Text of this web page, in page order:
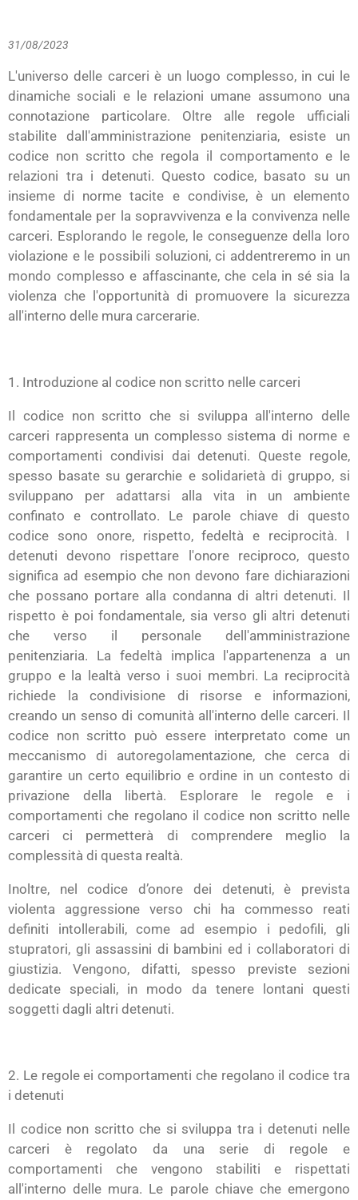
31/08/2023
L'universo delle carceri è un luogo complesso, in cui le
dinamiche sociali e le relazioni umane assumono una
connotazione particolare. Oltre alle regole ufficiali
stabilite dall'amministrazione penitenziaria, esiste un
codice non scritto che regola il comportamento e le
relazioni tra i detenuti. Questo codice, basato su un
insieme di norme tacite e condivise, è un elemento
fondamentale per la sopravvivenza e la convivenza nelle
carceri. Esplorando le regole, le conseguenze della loro
violazione e le possibili soluzioni, ci addentreremo in un
mondo complesso e affascinante, che cela in sé sia ​​la
violenza che l'opportunità di promuovere la sicurezza
all'interno delle mura carcerarie.
1. Introduzione al codice non scritto nelle carceri
Il codice non scritto che si sviluppa all'interno delle
carceri rappresenta un complesso sistema di norme e
comportamenti condivisi dai detenuti. Queste regole,
spesso basate su gerarchie e solidarietà di gruppo, si
sviluppano per adattarsi alla vita in un ambiente
confinato e controllato. Le parole chiave di questo
codice sono onore, rispetto, fedeltà e reciprocità. I
detenuti devono rispettare l'onore reciproco, questo
significa ad esempio che non devono fare dichiarazioni
che possano portare alla condanna di altri detenuti. Il
rispetto è poi fondamentale, sia verso gli altri detenuti
che verso il personale dell'amministrazione
penitenziaria. La fedeltà implica l'appartenenza a un
gruppo e la lealtà verso i suoi membri. La reciprocità
richiede la condivisione di risorse e informazioni,
creando un senso di comunità all'interno delle carceri. Il
codice non scritto può essere interpretato come un
meccanismo di autoregolamentazione, che cerca di
garantire un certo equilibrio e ordine in un contesto di
privazione della libertà. Esplorare le regole e i
comportamenti che regolano il codice non scritto nelle
carceri ci permetterà di comprendere meglio la
complessità di questa realtà.
Inoltre, nel codice d’onore dei detenuti, è prevista
violenta aggressione verso chi ha commesso reati
definiti intollerabili, come ad esempio i pedofili, gli
stupratori, gli assassini di bambini ed i collaboratori di
giustizia. Vengono, difatti, spesso previste sezioni
dedicate speciali, in modo da tenere lontani questi
soggetti dagli altri detenuti.
2. Le regole ei comportamenti che regolano il codice tra
i detenuti
Il codice non scritto che si sviluppa tra i detenuti nelle
carceri è regolato da una serie di regole e
comportamenti che vengono stabiliti e rispettati
all'interno delle mura. Le parole chiave che emergono